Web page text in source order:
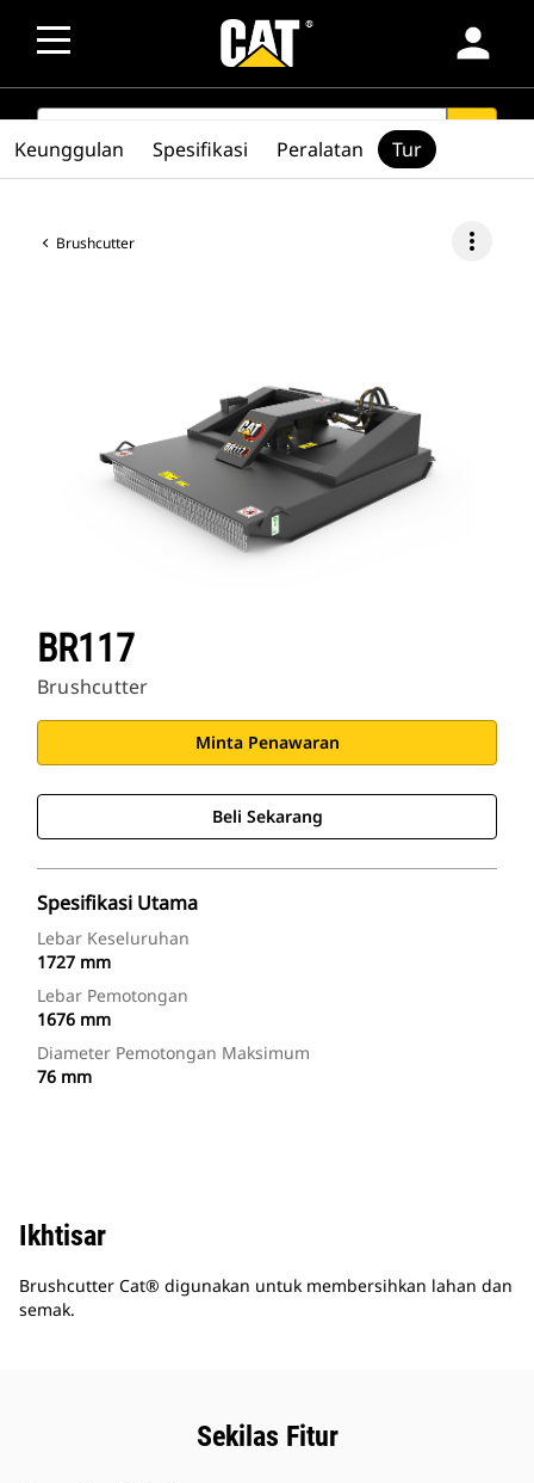
person
SEARCH
Brushcutter more_vert
BR117
Brushcutter
Minta Penawaran
Beli Sekarang
Spesifikasi Utama
Lebar Keseluruhan
1727 mm
Lebar Pemotongan
1676 mm
Diameter Pemotongan Maksimum
76 mm
Keunggulan Spesifikasi Peralatan Tur
Ikhtisar
Brushcutter Cat® digunakan untuk membersihkan lahan dan
semak.
Sekilas Fitur